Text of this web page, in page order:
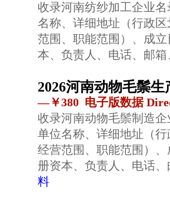
收录河南纺纱加工企业
名称、详细地址（行政
范围、职能范围）、成
本、负责人、电话、邮
2026河南动物毛鬃
—￥380 电子版数据
收录河南动物毛鬃制造
单位名称、详细地址（
经营范围、职能范围）
册资本、负责人、电话
料